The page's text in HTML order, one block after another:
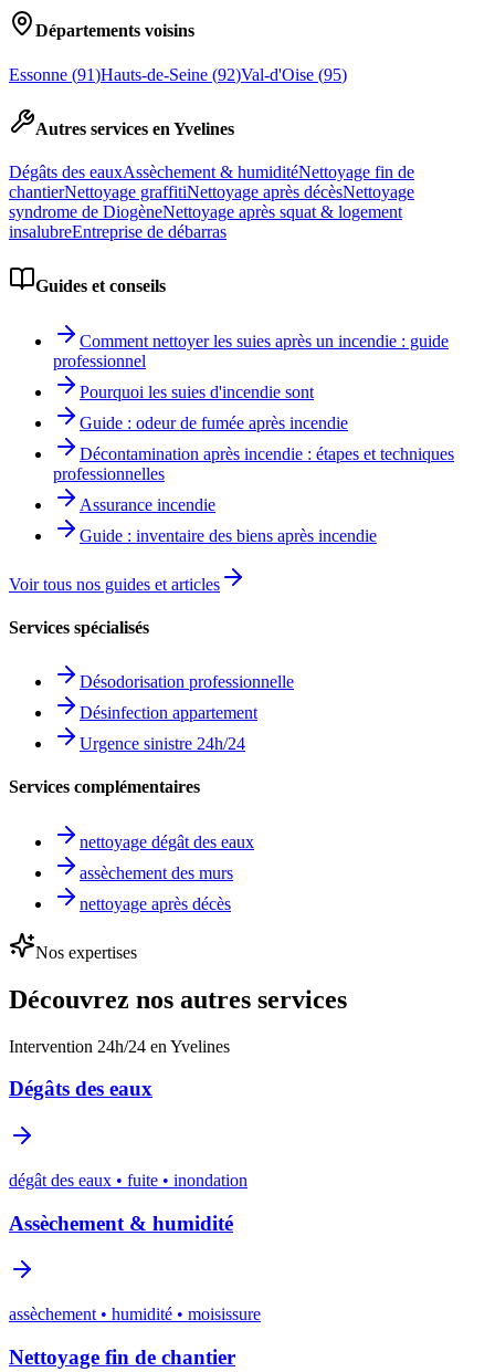
Départements voisins
Essonne (91)Hauts-de-Seine (92)Val-d'Oise (95)
Autres services en Yvelines
Dégâts des eauxAssèchement & humiditéNettoyage fin de
chantierNettoyage graffitiNettoyage après décèsNettoyage
syndrome de DiogèneNettoyage après squat & logement
insalubreEntreprise de débarras
Guides et conseils
Comment nettoyer les suies après un incendie : guide
professionnel
Pourquoi les suies d'incendie sont
Guide : odeur de fumée après incendie
Décontamination après incendie : étapes et techniques
professionnelles
Assurance incendie
Guide : inventaire des biens après incendie
Voir tous nos guides et articles
Services spécialisés
Désodorisation professionnelle
Désinfection appartement
Urgence sinistre 24h/24
Services complémentaires
nettoyage dégât des eaux
assèchement des murs
nettoyage après décès
Nos expertises
Découvrez nos autres services
Intervention 24h/24 en Yvelines
Dégâts des eaux
dégât des eaux • fuite • inondation
Assèchement & humidité
assèchement • humidité • moisissure
Nettoyage fin de chantier